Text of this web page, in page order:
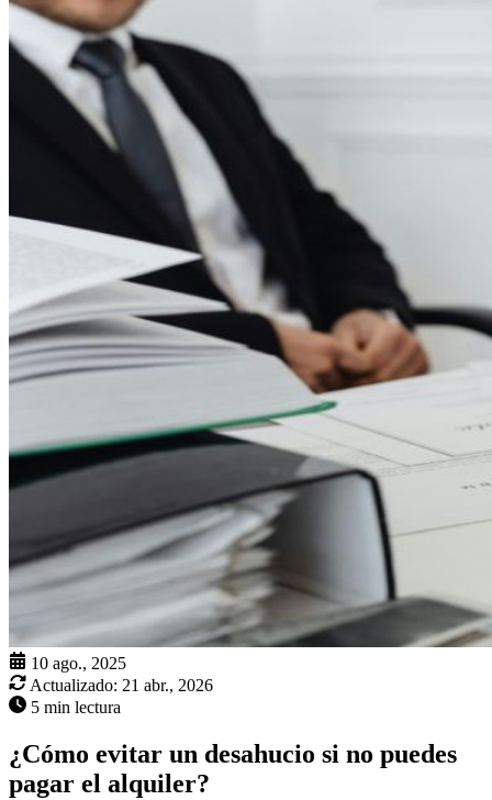
10 ago., 2025
Actualizado: 21 abr., 2026
5 min lectura
¿Cómo evitar un desahucio si no puedes
pagar el alquiler?